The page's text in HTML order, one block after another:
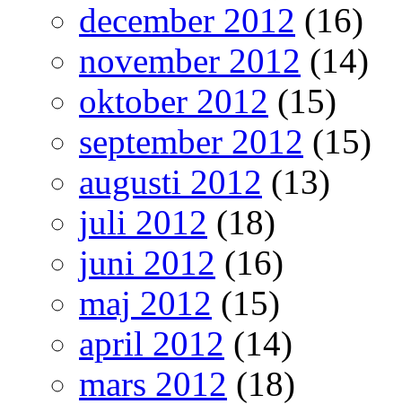
december 2012 (16)
november 2012 (14)
oktober 2012 (15)
september 2012 (15)
augusti 2012 (13)
juli 2012 (18)
juni 2012 (16)
maj 2012 (15)
april 2012 (14)
mars 2012 (18)